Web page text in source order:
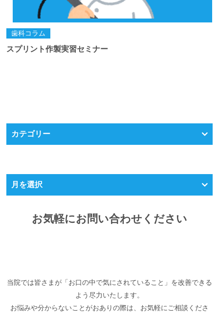
歯科コラム
スプリント作製実習セミナー
カテゴリー
月を選択
お気軽にお問い合わせください
当院では皆さまが「お口の中で気にされていること」を改善できる
よう尽力いたします。
お悩みや分からないことがおありの際は、お気軽にご相談くださ